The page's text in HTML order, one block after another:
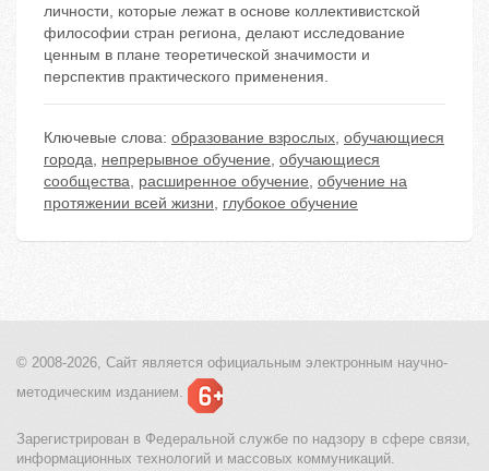
личности, которые лежат в основе коллективистской
философии стран региона, делают исследование
ценным в плане теоретической значимости и
перспектив практического применения.
Ключевые слова: образование взрослых, обучающиеся
города, непрерывное обучение, обучающиеся
сообщества, расширенное обучение, обучение на
протяжении всей жизни, глубокое обучение
© 2008-2026, Сайт является официальным электронным научно-
методическим изданием.
Зарегистрирован в Федеральной службе по надзору в сфере связи,
информационных технологий и массовых коммуникаций.